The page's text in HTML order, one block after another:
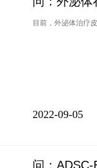
目前，外泌体治疗
2022-09-05
问：ADSC-